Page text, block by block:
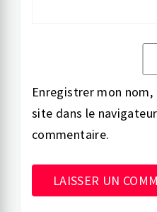
Enregistrer mon
site dans le
commentaire.